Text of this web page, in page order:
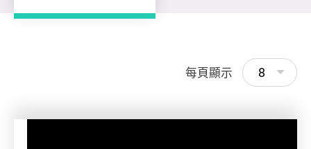
每頁顯示 8